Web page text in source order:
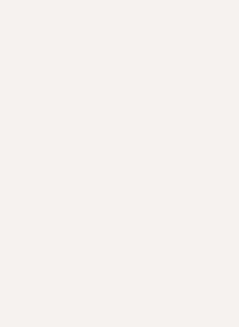
Lazaro Gutierrez